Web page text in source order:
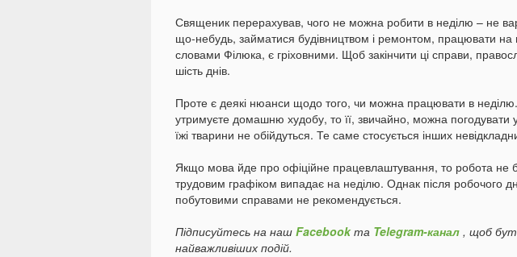
Священик перерахував, чого не можна робити в неділю – не
що-небудь, займатися будівництвом і ремонтом, працювати на
словами Філюка, є гріховними. Щоб закінчити ці справи,
шість днів.
Проте є деякі нюанси щодо того, чи можна працювати в
утримуєте домашню худобу, то її, звичайно, можна погодувати
їжі тварини не обійдуться. Те саме стосується інших
Якщо мова йде про офіційне працевлаштування, то робота не
трудовим графіком випадає на неділю. Однак після робочого
побутовими справами не рекомендується.
Підписуйтесь на наш Facebookта Telegram-канал , щоб
найважливіших подій.